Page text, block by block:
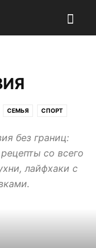
СЕМЬЯ СПОРТ
без границ:
со всего
лайфхаки с